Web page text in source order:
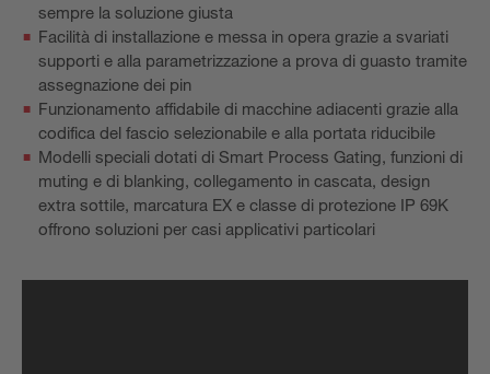
sempre la soluzione giusta
Facilità di installazione e messa in opera grazie a svariati
supporti e alla parametrizzazione a prova di guasto tramite
assegnazione dei pin
Funzionamento affidabile di macchine adiacenti grazie alla
codifica del fascio selezionabile e alla portata riducibile
Modelli speciali dotati di Smart Process Gating, funzioni di
muting e di blanking, collegamento in cascata, design
extra sottile, marcatura EX e classe di protezione IP 69K
offrono soluzioni per casi applicativi particolari